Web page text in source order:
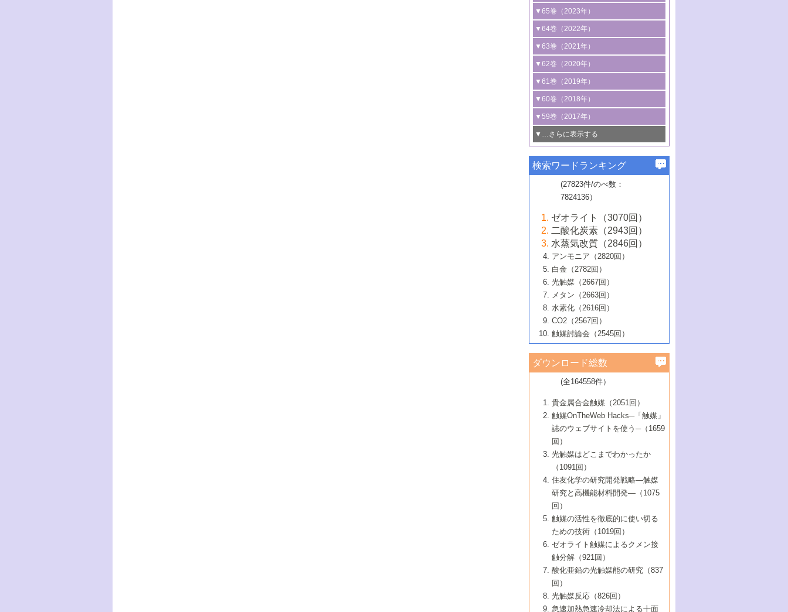
触媒開発
3号 有機分子変換やCO 資源化のための
光触媒に関する最近の研究
B号 第137回触媒討論会（2026年）
ーンケミカル製造
2号 水素製造のための水分解技術に関す
る最近の研究
3号 オレフィン系樹脂の精密合成に関す
る最新技術
4号 アルコール類の効率的変換を実現す
る非貴金属触媒の研究動向
5号 ゼオライトの合成と応用における研
究動向
6号 ヘテロ接合界面
B号 第135回触媒討論会（2025年）
1号 低次元ナノ構造を有する触媒材料
2号 規制反応場を活用した固体触媒研究
の新展開
3号 未踏分子変換を目指した酸化触媒プ
ロセスの最前線
4号 シンクロトロン放射光および中性子
線を利用した触媒解析技術の最先端
5号 単原子触媒
6号 参照触媒委員会からのお知らせ
B号 第133回触媒討論会（2023年）
▼65巻（2023年）
1号 炭素が関わる触媒機能
2号 プラスチックケミカルリサイクルの
ための触媒技術
3号 非酸化物系金属化合物を基盤とした
触媒材料の開発
4号 格子酸素・格子酸素欠陥を利用した
触媒反応
5号 生体触媒によるエネルギー変換反応
6号 窒素とリンの循環のための触媒・機
能性材料
▼64巻（2022年）
1号 合成ガス製造とCOを用いるケミカル
ズ合成の最新動向
2号 化学品合成のための合金触媒開発
3号 CO の排出削減および有効活用のた
めの触媒技術
4号 若手による情報発信企画～とびたて
若き触媒の研究者たち～（1）
若き触媒の研究者たち～（2）
6号 石油のノーブル・ユースを志向した
触媒技術
大学：オンライン・対面開催）
▼63巻（2021年）
1号 金触媒の新展開
2号 ペロブスカイト
3号 特殊反応場を利用した触媒的分子変
換反応
4号 多孔質材料を用いた触媒の新展開
5号 情報学的手法を用いた触媒開発
6号 カーボンニュートラルに向けた電解
技術
B号 第127回触媒討論会（2021年・オン
ライン開催(Zoom)のみ）
▼62巻（2020年）
1号 触媒設計を拓く欠陥構造のキャラク
タリゼーション
2号 機能化学品製造に資するクリーンな
触媒的酸化反応
3号 水処理のための触媒化学
4号 光触媒を用いた水分解の最新の研究
動向
5号 次世代の触媒プロセスを支えるマイ
6号 メタン転換技術の最新動向
B号 第125回触媒討論会（2020年・工学
院大学）
▼61巻（2019年）
1号 物質移動制御に着目した触媒プロセ
ス開発
2号 CO2 フリー水素サプライチェーンに
関わる触媒開発動向
3号 精密高分子合成に関する最近の研究
動向
4号 バイオマス化成品製造のための触媒
5号 固体触媒による含窒素有機化合物変
換の最前線
6号 貴金属使用量低減に向けた自動車排
ガス浄化触媒の開発
B号 第123回触媒討論会（2019年・大阪
▼60巻（2018年）
1号 固体酸触媒の最新の研究動向
2号 二酸化炭素からの有用化学品合成
3号 ナノ粒子・クラスター触媒の最前線
4号 60周年記念企画
5号 進化するゼオライト合成技術
6号 非貴金属系触媒における電気化学的
B号 第121回触媒討論会（2018年・東京
大学）
▼59巻（2017年）
1号 いたるところに，触媒
最先端技術
3号 無機分離膜材料の開発と触媒反応プ
ロセスへの適用
5号 水素のふるまいを解き明かす最先端
研究
6号 低級アルカンの有効利用のための触
媒技術
B号 第119回触媒討論会（2017年・首都
大学東京）
▼…さらに表示する
1号 ユニークな構造の高分子を生み出す触
2号 リグニンからの化成品製造に向けた触
媒技術
3号 触媒研究の最先端～とびたて若き研究
者たち～（1）
4号 触媒研究の最先端～とびたて若き研究
者たち～（2）
5号 触媒研究の最先端～とびたて若き研究
者たち～（3）
6号 イオニクス材料と燃料電池・電解合成
の最新の研究動向
B号 第117回触媒討論会（2016年・大阪府
立大学）
▼57巻（2015年）
1号 水素キャリアにかかわる触媒技術の新
2号 石油精製用触媒の最近の進展
3号 固体酸化物形燃料電池（SOFC）におけ
るアノード触媒上での燃料直接改質技術
4号 コアシェル構造の制御による触媒機能
5号 工業触媒およびその周辺技術の最近の
進歩
6号 ナノシート
B号 第115回触媒討論会（2015年・成蹊大
▼56巻（2014年）
2号 光触媒反応機構に関する最新の研究動
向
開発動向
4号 人工光合成に向けた近年のアプローチ
5号 未利用熱エネルギーの有効活用に貢献
する触媒技術
6号 ポリオキソメタレート
B号 第113回触媒討論会（2014年・ロワジ
ールホテル豊橋）
1号 高耐久性燃料電池システム用触媒にお
ける新展開
2号 リビングラジカル重合の最近の動向
3号 天然ガスの化学工業的展開に関する触
媒技術
4号 貴金属触媒の精密構造制御とその活用
5号 バイオマス化成品製造のための固体触
6号 ナノ空間─吸着状態解析から新機能開拓
B号 第111回触媒討論会（2013年・関西大
▼54巻（2012年）
1号 規則性多孔体の利用技術における最近
の進歩
2号 第109回触媒討論会
3号 貴金属低減技術の最新動向
4号 貴金属代替技術の最新動向
5号 光触媒による物質変換反応の新展開
6号 グラフェン
7号 水素を利用する化成品合成の新潮流
▼53巻（2011年）
1号 金属学から見る合金触媒の新展開
2号 第107回触媒討論会
3号 触媒のその場観察法の進歩（１）
4号 触媒のその場観察法の進歩（２）
5号 不活性結合の触媒的活性化による有機
合成
6号 新しい固体酸触媒技術
7号 ゼオライト合成における最近の進歩
▼52巻（2010年）
1号 触媒の劣化対策と長寿命触媒開発
2号 第105回触媒討論会
3号 ナノ構造が拓く新機能
4号 活性サイトおよびその環境の精密な設
計による触媒の高機能化
5号 触媒を有効に使うための技術
7号 有機分子触媒による精密有機合成
8号 高機能化ポリオレフィンに向けた重合
触媒の最近の進展
1号 炭素材料－熱い注目を集める材料－
2号 第103回触媒討論会
3号 環境浄化用光触媒の現状と課題
4号 水素社会の実現に向けた水素製造・貯
蔵技術の進歩
5号 CO2が関わる触媒・材料
7号 持続可能社会実現のための触媒および
触媒関連技術
▼50巻（2008年）
1号 触媒化学と学会のこの10年，半世紀，
そして未来
2号 第101回触媒討論会
4号 錯体を利用したユニークな表面構造の
構築と機能
5号 若手会員による触媒研究の未来展望1：
企業編
6号 第102回触媒討論会
7号 触媒・化学反応における計算化学の進
8号 若手研究者による触媒研究の未来展望
2：大学・研究所編
▼49巻（2007年）
1号 含フッ素化合物の合成と触媒
2号 第99回触媒討論会
3号 実用的ファインケミカル合成プロセス
を実現する触媒
5号 こんな物質，あんな物質―新たな触媒
の可能性―
7号 『結晶の化学』を活かした触媒研究
8号 イオン液体の応用
▼48巻（2006年）
1号 固体酸触媒の最近の進歩
2号 第97回触媒討論会
3号 リビング重合触媒の最近の展開
5号 水素製造・貯蔵のための触媒技術の新
しい展開
6号 第98回触媒討論会
7号 基礎化学品製造の触媒技術
8号 多機能型リアクター
1号 最近の触媒担体とその効果
2号 第95回触媒討論会
4号 水分解用光触媒材料
5号 時間分解分光の進歩と応用
6号 第96回触媒討論会
8号 超臨界流体を用いた化学プロセスの新
▼46巻（2004年）
1号 部分酸化反応触媒の最前線
2号 第93回触媒討論会
3号 特殊エネルギー場の触媒反応
4号 生体内における金属の触媒作用
5号 ファインケミカルズの展開に寄与する
6号 第94回触媒討論会
7号 サブナノレベルでみた新しい表面現象
8号 オレフィン重合触媒の新たな展
▼45巻（2003年）
1号 なぜこの触媒が良いのか？
2号 第91回触媒討論会
3号 最近の自動車排ガス処理技術
4号 触媒研究の現状と将来─第90回触媒討論
5号 基礎化学品製造の触媒技術
6号 第92回触媒討論会
7号 基礎化学品製造の触媒技術
8号 資源の循環と触媒技術
▼44巻（2002年）
1号 高次制御された触媒の化学
2号 第89回触媒討論会
3号 触媒を利用した電気化学の新展開
4号 ナノ材料の調製と機能化
5号 こんな触媒が欲しい
6号 第90回触媒討論会
7号 触媒研究と学術雑誌/情報
8号 若い世代からみた触媒化学の現状と未
▼43巻（2001年）
1号 グリーンケミストリーと触媒
2号 第87回触媒討論会特集号
3号 生体触媒とバイオプロセス
4号 水素製造・利用の触媒化学
5号 触媒研究における新しい切り口：コン
ビナトリアルケミストリー
6号 第88回触媒討論会特集号
7号 企業における触媒研究のブレークスル
8号 この材料を触媒として使ってみません
▼42巻（2000年）
1号 触媒反応工学の明日を拓く
2号 第85回触媒討論会
3号 反応ダイナミクス
5号 触媒のおもしろさをどのように伝える
6号 第86回触媒討論会
7号 水素化精製触媒の新しい展開
8号 新しい反応性と機能性を目指した金属
クラスタ-化学
▼41巻（1999年）
1号 孔、穴、あな?-特異な空間とその利用-
2号 第83回触媒討論会
3号 均一系触媒反応最前線
4号 実用炭素材料の新展開
5号 研究の方法論を考える
7号 機能性金属材料と触媒
8号 触媒研究へのNMRの応用と展望
▼40巻（1998年）
進展と21世紀への提言/創立40周年記念・触
媒学会この10年の歩みとこれから/創立40周
2号 第81回触媒討論会
3号 計算機触媒化学へのさそい
4号 触媒劣化の制御と予測
5号 最新の実用プロセスと触媒
6号 第82回触媒討論会
1号 均一系と不均一系触媒反応-その特徴と
接点
2号 第79回触媒討論会
3号 最新NO除去触媒の実用化研究
4号 新しい反応場を目指した触媒調製
5号 反応・分離技術の新しい展開
6号 第80回触媒討論会
▼38巻（1996年）
1号 触媒の構造と触媒作用/C1化学を中心と
する21世紀への触媒
3号 オリンピックメダル:金・銀・銅はどん
な触媒作用を示すか
4号 触媒作用における機能の複合化
▼37巻（1995年）
1号 ファインケミカルズと固体触媒
2号 第75回触媒討論会
3号 希土類を利用した触媒
4号 触媒とリサイクル
5号 エネルギー変換触媒
▼36巻（1994年）
1号 電気化学と触媒
2号 第73回触媒討論会
3号 C4化学の展開
4号 《通常号》
▼35巻（1993年）
1号 工業触媒開発マニュアル―探索から工
業化まで
2号 第71回触媒討論会
▼34巻（1992年）
1号 インパクトを与えたこの研究
2号 第69回触媒討論会
▼33巻（1991年）
1号 触媒プロセス開発マニュアル―探索か
▼32巻（1990年）
検索ワードランキング
(27823件/のべ数：
7824136）
ゼオライト（3070回）
二酸化炭素（2943回）
水蒸気改質（2846回）
アンモニア（2820回）
白金（2782回）
光触媒（2667回）
メタン（2663回）
水素化（2616回）
CO2（2567回）
触媒討論会（2545回）
ダウンロード総数
(全164558件）
貴金属合金触媒（2051回）
触媒OnTheWeb Hacks─「触媒」
誌のウェブサイトを使う─（1659
回）
光触媒はどこまでわかったか
（1091回）
住友化学の研究開発戦略―触媒
研究と高機能材料開発―（1075
回）
触媒の活性を徹底的に使い切る
ための技術（1019回）
ゼオライト触媒によるクメン接
触分解（921回）
酸化亜鉛の光触媒能の研究（837
回）
光触媒反応（826回）
急速加熱急速冷却法による十面